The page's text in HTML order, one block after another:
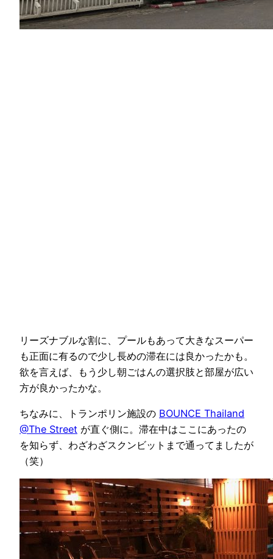
リーズナブルな割に、プールもあって大きなスーパー
も正面に有るので少し長めの滞在には良かったかも。
欲を言えば、もう少し朝ごはんの選択肢と部屋が広い
方が良かったかな。
ちなみに、トランポリン施設の BOUNCE Thailand
@The Street が直ぐ側に。滞在中はここにあったの
を知らず、わざわざスクンビットまで通ってましたが
（笑）